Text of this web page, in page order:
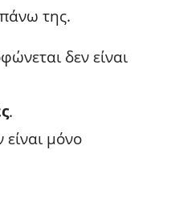
της.
δεν είναι
.
είναι μόνο